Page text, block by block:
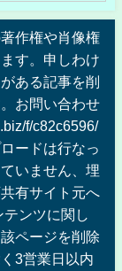
作権や肖像権
す。申しわけ
ある記事を削
お問い合わせ
f/c82c6596/
ードは行なっ
いません、埋
有サイト元へ
ンツに関し
ページを削除
3営業日以内